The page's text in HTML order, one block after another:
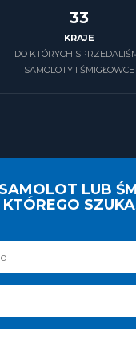
39
KRAJE
DO KTÓRYCH
SAMOLOTY I ŚMIGŁOWCE
LUB
KTÓREGO